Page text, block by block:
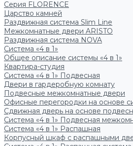
Серия FLORENCE
Царство камней
Раздвижная система Slim Line
Межкомнатные двери ARISTO
Раздвижная система NOVA
Система «4 в 1»
Общее описание системы «4 в 1»
Квартира-студия
Система «4 в 1» Подвесная
Двери в гардеробную комнату
Подвесные межкомнатные двери
Офисные перегородки на основе
Сдвижная дверь на основе
Система «4 в 1» Подвесная
Система «4 в 1» Распашная
Корпусный шкаф с распашными